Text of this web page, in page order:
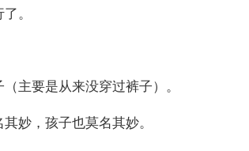
。
主要是从来没穿过裤子）。
妙，孩子也莫名其妙。